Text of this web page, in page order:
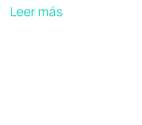
Leer más